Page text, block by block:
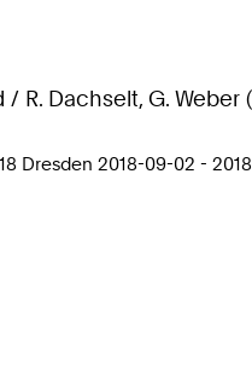
R. Dachselt, G. Weber
Dresden 2018-09-02 -